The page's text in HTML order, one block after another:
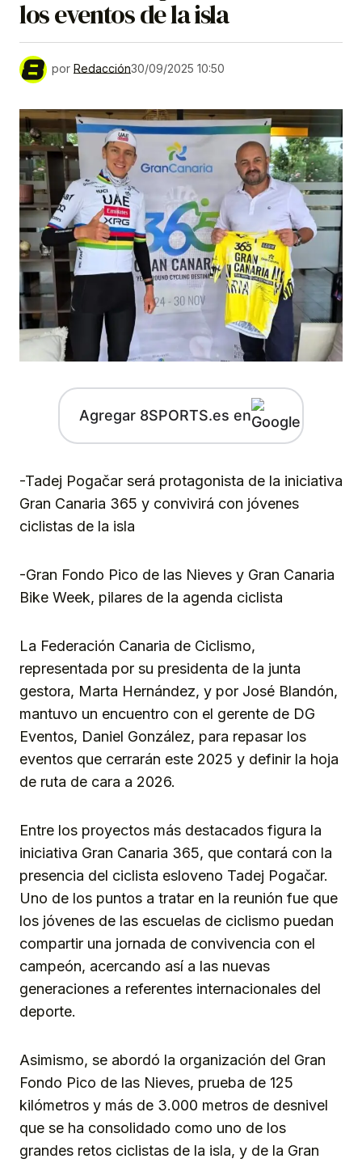
los eventos de la isla
por Redacción30/09/2025 10:50
Agregar 8SPORTS.es en
-Tadej Pogačar será protagonista de la iniciativa
Gran Canaria 365 y convivirá con jóvenes
ciclistas de la isla
-Gran Fondo Pico de las Nieves y Gran Canaria
Bike Week, pilares de la agenda ciclista
La Federación Canaria de Ciclismo,
representada por su presidenta de la junta
gestora, Marta Hernández, y por José Blandón,
mantuvo un encuentro con el gerente de DG
Eventos, Daniel González, para repasar los
eventos que cerrarán este 2025 y definir la hoja
de ruta de cara a 2026.
Entre los proyectos más destacados figura la
iniciativa Gran Canaria 365, que contará con la
presencia del ciclista esloveno Tadej Pogačar.
Uno de los puntos a tratar en la reunión fue que
los jóvenes de las escuelas de ciclismo puedan
compartir una jornada de convivencia con el
campeón, acercando así a las nuevas
generaciones a referentes internacionales del
deporte.
Asimismo, se abordó la organización del Gran
Fondo Pico de las Nieves, prueba de 125
kilómetros y más de 3.000 metros de desnivel
que se ha consolidado como uno de los
grandes retos ciclistas de la isla, y de la Gran